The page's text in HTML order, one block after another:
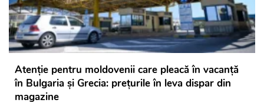
Atenție pentru moldovenii care pleacă în vacanță
în Bulgaria și Grecia: prețurile în leva dispar din
magazine